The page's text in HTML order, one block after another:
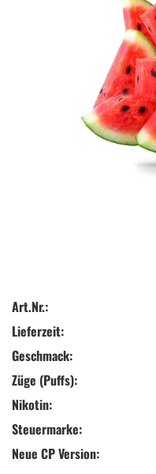
Art.Nr.:
Lieferzeit:
Geschmack:
Züge (Puffs):
Nikotin:
Steuermarke:
Neue CP Version: